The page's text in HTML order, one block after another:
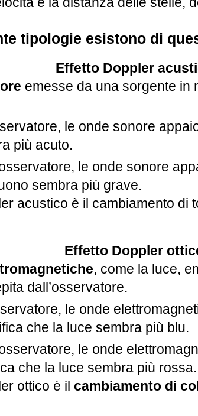
tipologie esistono di
Effetto Doppler
emesse da una sorgente in
le onde sonore
più acuto.
le onde sonore
sembra più grave.
acustico è il cambiamento di
Effetto Doppler
, come la luce,
dall’osservatore.
le onde
che la luce sembra più blu.
le onde
che la luce sembra più rossa.
ottico è il cambiamento di